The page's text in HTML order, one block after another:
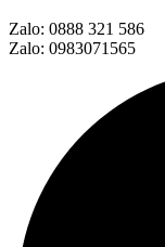
Zalo: 0888 321 586
Zalo: 0983071565